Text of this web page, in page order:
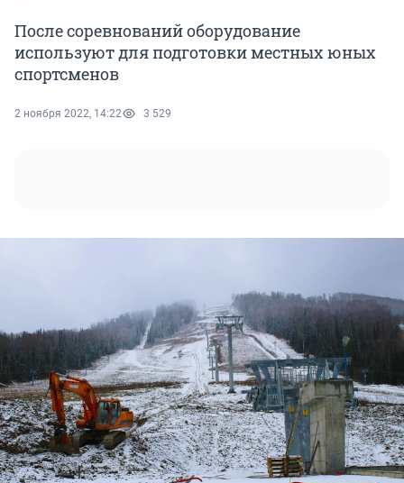
После соревнований оборудование
используют для подготовки местных юных
спортсменов
2 ноября 2022, 14:22 3 529